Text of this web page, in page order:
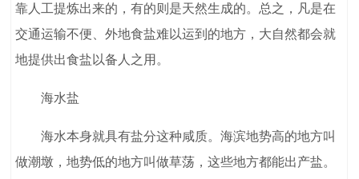
靠人工提炼出来的，有的则是天然生成的。总之，凡是在
交通运输不便、外地食盐难以运到的地方，大自然都会就
地提供出食盐以备人之用。
海水盐
海水本身就具有盐分这种咸质。海滨地势高的地方叫
做潮墩，地势低的地方叫做草荡，这些地方都能出产盐。